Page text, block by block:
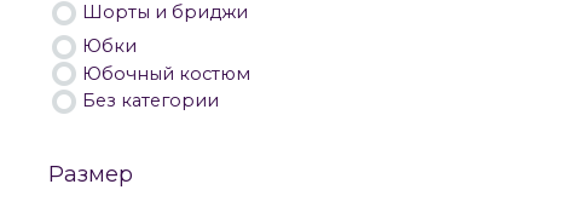
Шорты и бриджи
Юбки
Юбочный костюм
Без категории
Размер